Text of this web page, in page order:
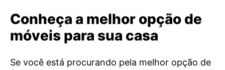
Conheça a melhor opção de
móveis para sua casa
Se você está procurando pela melhor opção de